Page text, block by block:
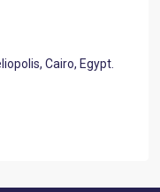
Cairo, Egypt.